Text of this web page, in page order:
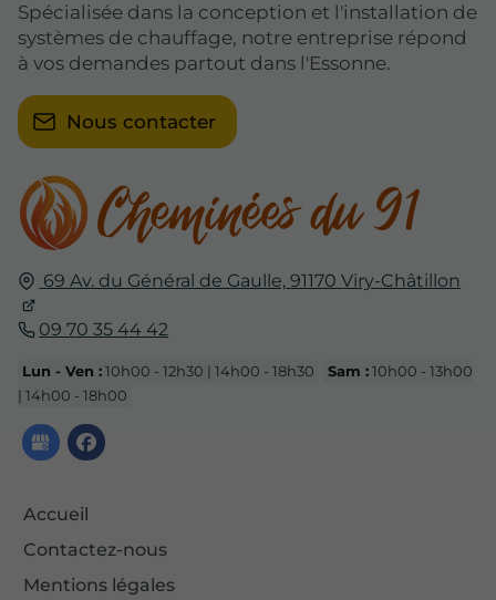
69 Av. du Général de Gaulle, 91170 Viry-Châtillon
09 70 35 44 42
Lun - Ven :10h00 - 12h30 | 14h00 - 18h30 Sam :10h00 - 13h00
| 14h00 - 18h00
Accueil
Contactez-nous
Mentions légales
Spécialisée dans la conception et l'installation de
systèmes de chauffage, notre entreprise répond
à vos demandes partout dans l'Essonne.
Nous contacter